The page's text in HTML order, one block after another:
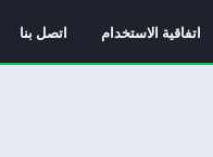
اتفاقية الاستخدام اتصل بنا